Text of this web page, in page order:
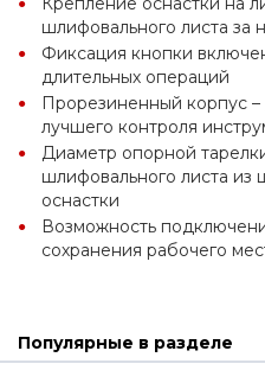
шлифовального листа за
Фиксация кнопки
длительных операций
Прорезиненный корпус –
лучшего контроля
Диаметр опорной
шлифовального листа из
оснастки
Возможность
сохранения рабочего
Популярные в разделе